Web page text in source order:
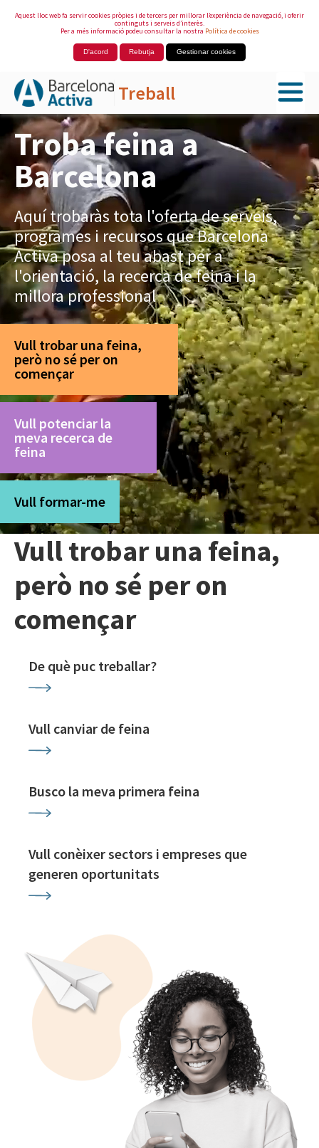
Aquest lloc web fa servir cookies pròpies i de tercers per millorar l’experiència de navegació, i oferir
continguts i serveis d’interès.
Per a més informació podeu consultar la nostra Política de cookies
D'acord Rebutja Gestionar cookies
Treball
Salta al contingut principal
Troba feina a
Barcelona
Aquí trobaràs tota l'oferta de serveis,
programes i recursos que Barcelona
Activa posa al teu abast per a
l'orientació, la recerca de feina i la
millora professional
Vull trobar una feina,
però no sé per on
començar
Vull potenciar la
meva recerca de
feina
Vull formar-me
Vull trobar una feina,
però no sé per on
començar
De què puc treballar?
Vull canviar de feina
Busco la meva primera feina
Vull conèixer sectors i empreses que
generen oportunitats